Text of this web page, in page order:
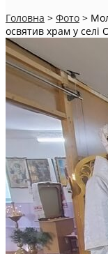
Головна > Фото >
освятив храм у селі